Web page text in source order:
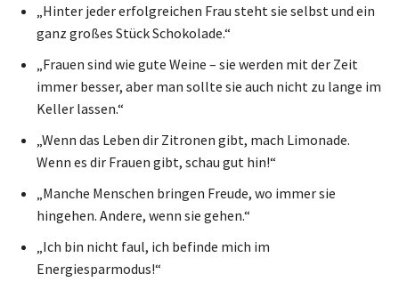
„Hinter jeder erfolgreichen Frau steht sie selbst und ein
ganz großes Stück Schokolade.“
„Frauen sind wie gute Weine – sie werden mit der Zeit
immer besser, aber man sollte sie auch nicht zu lange im
Keller lassen.“
„Wenn das Leben dir Zitronen gibt, mach Limonade.
Wenn es dir Frauen gibt, schau gut hin!“
„Manche Menschen bringen Freude, wo immer sie
hingehen. Andere, wenn sie gehen.“
„Ich bin nicht faul, ich befinde mich im
Energiesparmodus!“